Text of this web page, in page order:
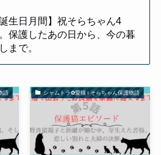
誕生日月間】祝そらちゃん4
保護したあの日から、今の暮
まで。
語 シャムトラ✿愛猫♀そらちゃん保護物語